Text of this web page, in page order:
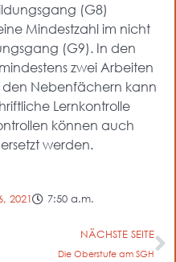
(G8)
Mindestzahl im nicht
(G9). In den
zwei Arbeiten
Nebenfächern kann
Lernkontrolle
können auch
werden.
2021 7:50 a.m.
NÄCHSTE SEITE
Die Oberstufe am SGH